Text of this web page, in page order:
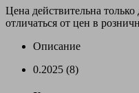
Цена действительна
отличаться от цен в
Описание
0.2025 (8)